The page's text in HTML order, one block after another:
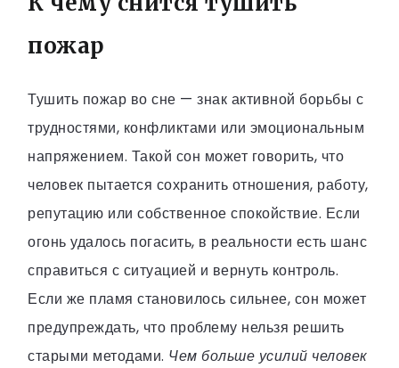
пожар
Тушить пожар во сне — знак активной борьбы с
трудностями, конфликтами или эмоциональным
напряжением. Такой сон может говорить, что
человек пытается сохранить отношения, работу,
репутацию или собственное спокойствие. Если
огонь удалось погасить, в реальности есть шанс
справиться с ситуацией и вернуть контроль.
Если же пламя становилось сильнее, сон может
предупреждать, что проблему нельзя решить
старыми методами. Чем больше усилий человек